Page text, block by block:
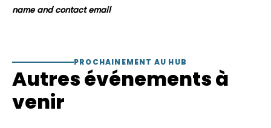
name and contact email
PROCHAINEMENT AU HUB
Autres événements à
venir